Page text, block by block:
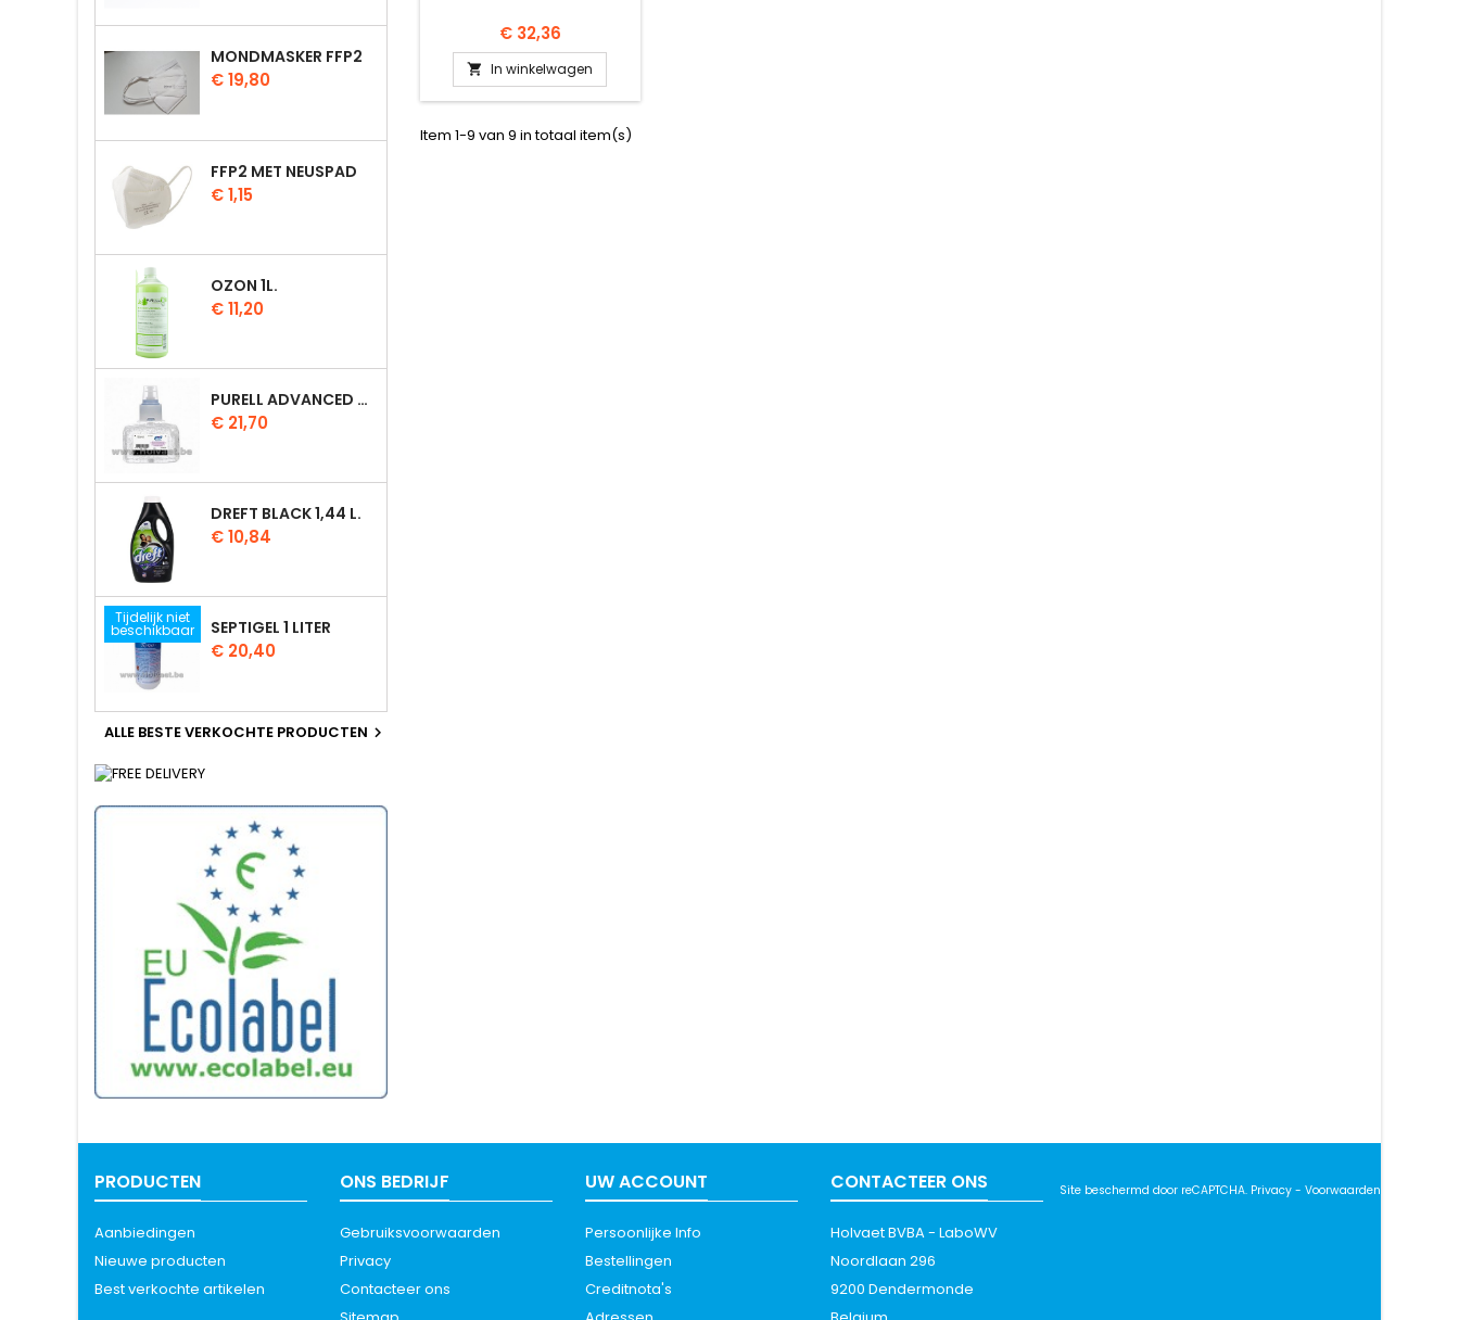
MONDMASKER FFP2
Prijs
€ 19,80
FFP2 MET NEUSPAD
Prijs
€ 1,15
OZON 1L.
Prijs
€ 11,20
PURELL ADVANCED GEL HYDRO-ALCOLIQUE 700ML
Prijs
€ 21,70
DREFT BLACK 1,44 L.
Prijs
€ 10,84
Tijdelijk niet
beschikbaar SEPTIGEL 1 LITER
Prijs
€ 20,40
ALLE BESTE VERKOCHTE PRODUCTEN 
Prijs
€ 32,36
 In winkelwagen
Item 1-9 van 9 in totaal item(s)
PRODUCTEN
Aanbiedingen
Nieuwe producten
Best verkochte artikelen
ONS BEDRIJF
Gebruiksvoorwaarden
Privacy
Contacteer ons
UW ACCOUNT
Persoonlijke Info
Bestellingen
Creditnota's
CONTACTEER ONS
Holvaet BVBA - LaboWV
Noordlaan 296
9200 Dendermonde
Site beschermd door reCAPTCHA. Privacy - Voorwaarden